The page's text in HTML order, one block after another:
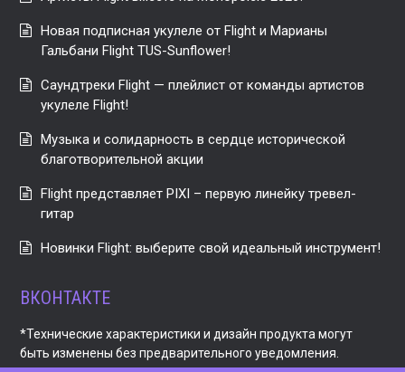
Новая подписная укулеле от Flight и Марианы
Гальбани Flight TUS-Sunflower!
Саундтреки Flight — плейлист от команды артистов
укулеле Flight!
Музыка и солидарность в сердце исторической
благотворительной акции
Flight представляет PIXI – первую линейку тревел-
гитар
Новинки Flight: выберите свой идеальный инструмент!
ВКОНТАКТЕ
*Технические характеристики и дизайн продукта могут
быть изменены без предварительного уведомления.